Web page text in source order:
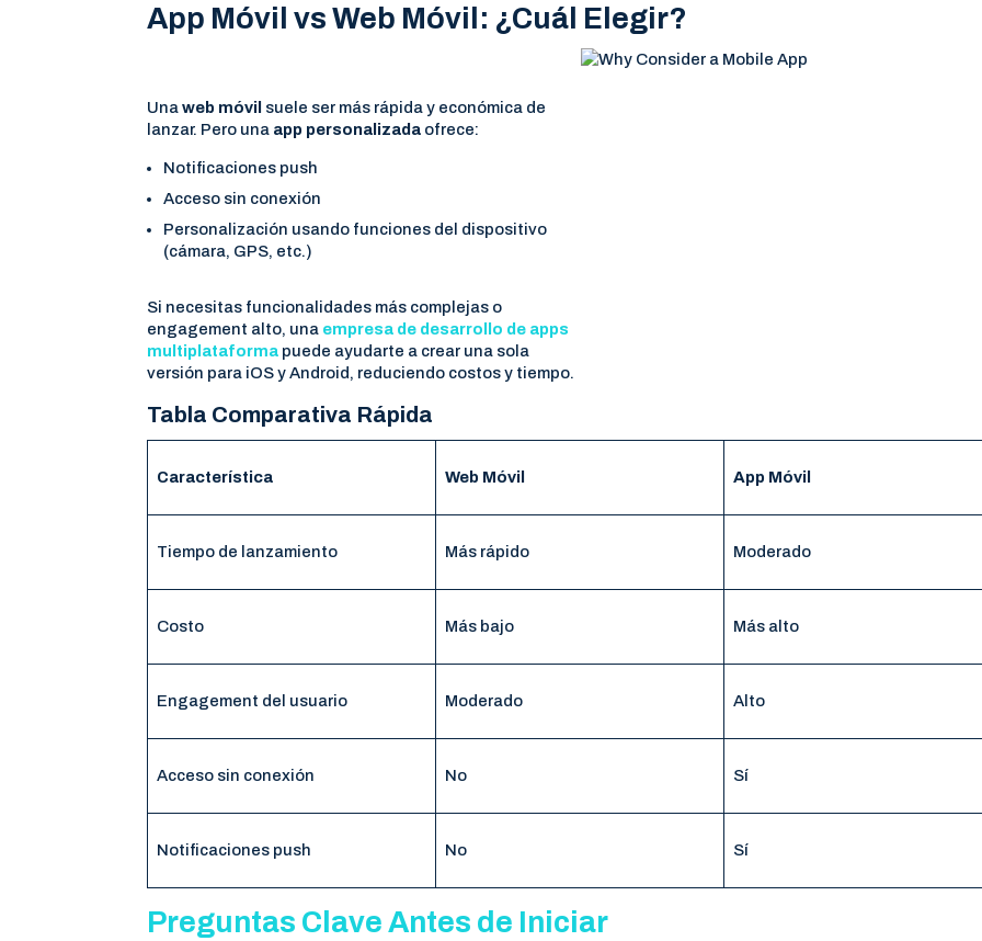
App Móvil vs Web Móvil: ¿Cuál Elegir?
Unaweb móvil suele ser más rápida y económica de
lanzar. Pero una app personalizada ofrece:
Notificaciones push
Acceso sin conexión
Personalización usando funciones del dispositivo
(cámara, GPS, etc.)
Si necesitas funcionalidades más complejas o
engagement alto, una empresa de desarrollo de apps
multiplataforma puede ayudarte a crear una sola
versión para iOS y Android, reduciendo costos y tiempo.
Tabla Comparativa Rápida
Característica Web Móvil App Móvil
Tiempo de lanzamiento Más rápido Moderado
Costo Más bajo Más alto
Engagement del usuario Moderado Alto
Acceso sin conexión No Sí
Notificaciones push No Sí
Preguntas Clave Antes de Iniciar